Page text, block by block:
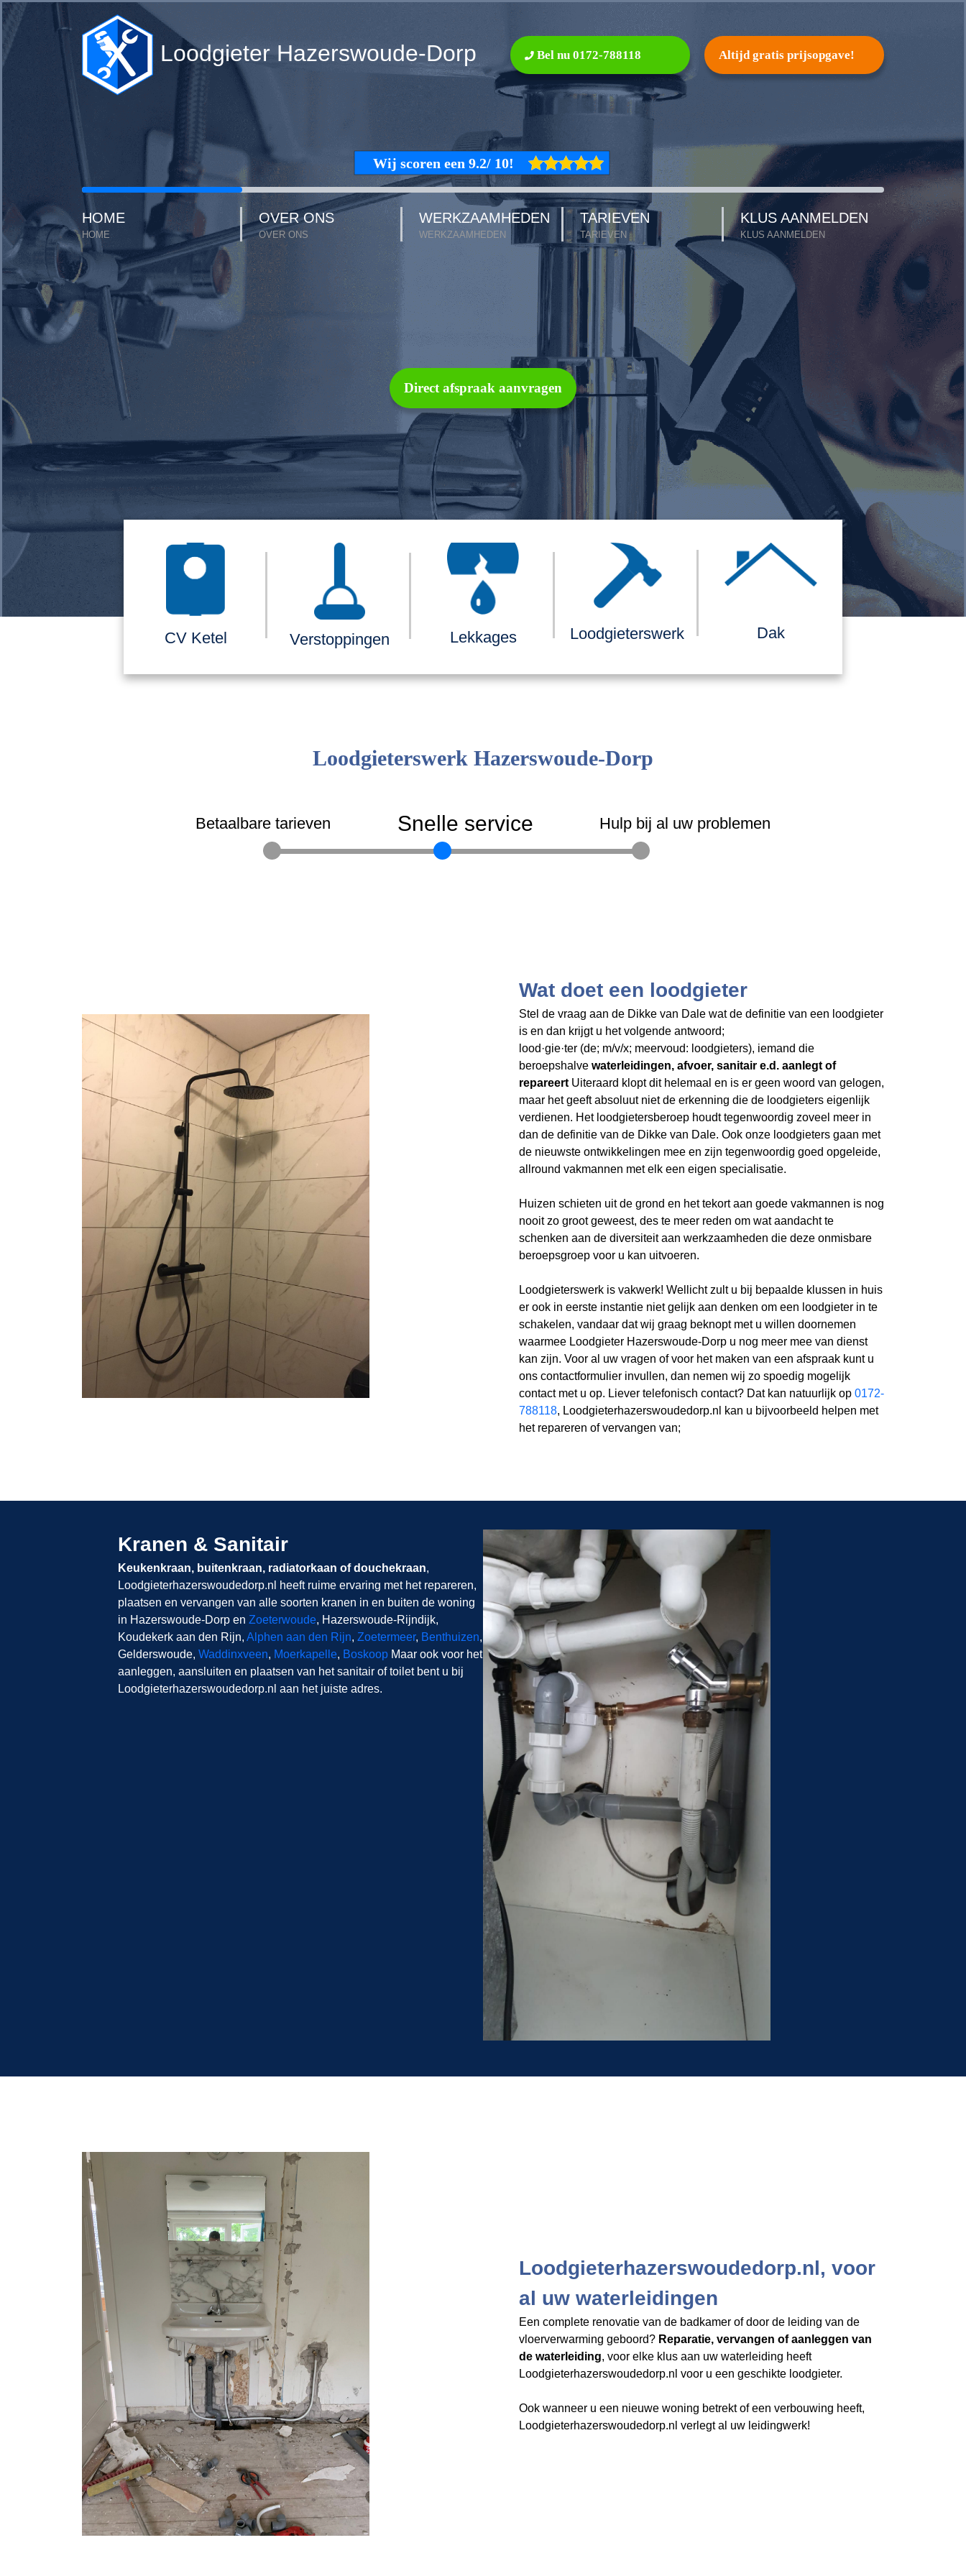
Loodgieter Hazerswoude-Dorp Bel nu 0172-788118 Altijd gratis prijsopgave!
HOME
HOME
OVER ONS
OVER ONS
WERKZAAMHEDEN
WERKZAAMHEDEN
TARIEVEN
TARIEVEN
KLUS AANMELDEN
KLUS AANMELDEN
Direct afspraak aanvragen
CV Ketel Verstoppingen Lekkages Loodgieterswerk Dak
Loodgieterswerk Hazerswoude-Dorp
Betaalbare tarieven Snelle service Hulp bij al uw problemen
Wat doet een loodgieter
Stel de vraag aan de Dikke van Dale wat de definitie van een loodgieter
is en dan krijgt u het volgende antwoord;
lood·gie·ter (de; m/v/x; meervoud: loodgieters), iemand die
beroepshalve waterleidingen, afvoer, sanitair e.d. aanlegt of
repareert Uiteraard klopt dit helemaal en is er geen woord van gelogen,
maar het geeftabsoluut niet de erkenning die de loodgieters eigenlijk
verdienen. Het loodgietersberoep houdt tegenwoordig zoveel meer in
dan de definitie van de Dikke van Dale. Ook onze loodgieters gaan met
de nieuwste ontwikkelingen mee en zijn tegenwoordig goed opgeleide,
allround vakmannen met elk een eigen specialisatie.
Huizen schieten uit de grond en het tekort aan goede vakmannen is nog
nooit zo groot geweest, des te meer reden om wat aandacht te
schenken aan de diversiteit aan werkzaamheden die deze onmisbare
beroepsgroep voor u kan uitvoeren.
Loodgieterswerk is vakwerk! Wellicht zult u bij bepaalde klussen in huis
er ook in eerste instantie niet gelijk aan denken om een loodgieter in te
schakelen, vandaar dat wij graag beknopt met u willen doornemen
waarmee Loodgieter Hazerswoude-Dorp u nog meer mee van dienst
kan zijn. Voor al uw vragen of voor het maken van een afspraak kunt u
ons contactformulier invullen, dan nemen wij zo spoedig mogelijk
contact met u op. Liever telefonisch contact? Dat kan natuurlijk op 0172-
788118, Loodgieterhazerswoudedorp.nl kan u bijvoorbeeld helpen met
het repareren of vervangen van;
Kranen & Sanitair
Keukenkraan, buitenkraan, radiatorkaan of douchekraan,
Loodgieterhazerswoudedorp.nl​​​​​​​
heeft ruime ervaring met het repareren,
plaatsen en vervangen van alle soorten kranen in en buiten de woning
in Hazerswoude-Dorp en Zoeterwoude, Hazerswoude-Rijndijk,
Koudekerk aan den Rijn, Alphen aan den Rijn, Zoetermeer, Benthuizen,
Gelderswoude, Waddinxveen, Moerkapelle, Boskoop Maar ook voor het
aanleggen, aansluiten en plaatsen van het sanitair of toilet bent u bij
Loodgieterhazerswoudedorp.nl aan het juiste adres.
Loodgieterhazerswoudedorp.nl, voor
al uw waterleidingen
Een complete renovatie van de badkamer of door de leiding van de
vloerverwarming geboord? Reparatie, vervangen of aanleggen van
de waterleiding, voor elke klus aan uw waterleiding heeft
Loodgieterhazerswoudedorp.nl​​​​​​​ voor u een geschikte loodgieter.
Ook wanneer u een nieuwe woning betrekt of een verbouwing heeft,
Loodgieterhazerswoudedorp.nl verlegt al uw leidingwerk!